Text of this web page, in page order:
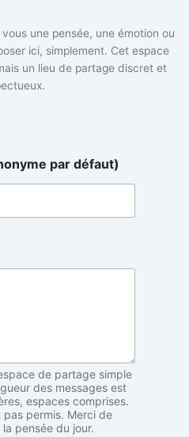
une pensée, une émotion ou
ici, simplement. Cet espace
un lieu de partage discret et
par défaut)
de partage simple
des messages est
espaces comprises.
pas permis. Merci de
pensée du jour.